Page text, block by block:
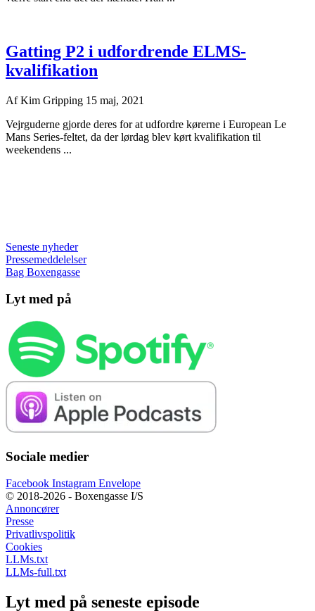
Gatting P2 i udfordrende ELMS-
kvalifikation
AfKim Gripping 15 maj, 2021
Vejrguderne gjorde deres for at udfordre kørerne i European Le
Mans Series-feltet, da der lørdag blev kørt kvalifikation til
weekendens ...
Seneste nyheder
Pressemeddelelser
Bag Boxengasse
Lyt med på
Sociale medier
Facebook Instagram Envelope
© 2018-2026 - Boxengasse I/S
Annoncører
Presse
Privatlivspolitik
Cookies
LLMs.txt
LLMs-full.txt
Lyt med på seneste episode